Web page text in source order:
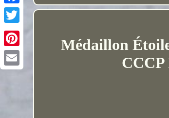
Médaillon
CCCP